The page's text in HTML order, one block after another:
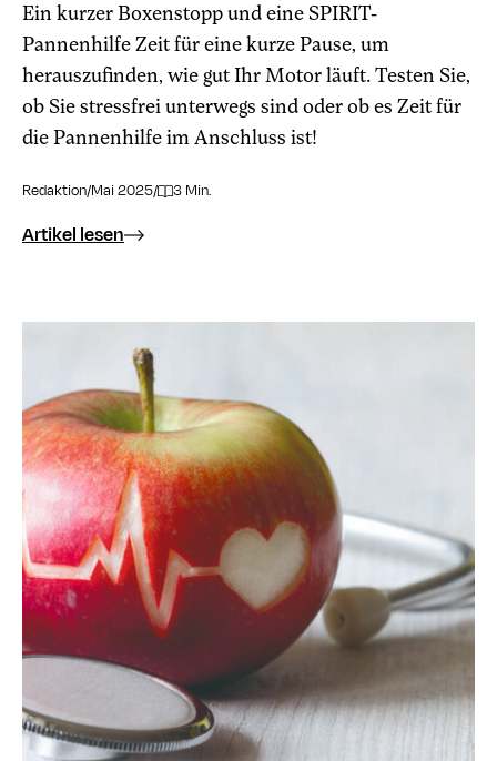
Ein kurzer Boxenstopp und eine SPIRIT-
Pannenhilfe Zeit für eine kurze Pause, um
herauszufinden, wie gut Ihr Motor läuft. Testen Sie,
ob Sie stressfrei unterwegs sind oder ob es Zeit für
die Pannenhilfe im Anschluss ist!
Redaktion/Mai 2025/ 3 Min.
Artikel lesen